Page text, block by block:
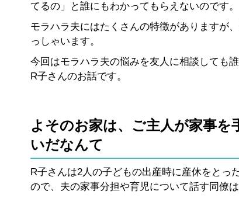
てるの」と誰にもわかってもらえないのです。
モラハラ夫にはたくさんの特徴がありますが
っしゃいます。
今回はモラハラ夫の悩みを友人に相談しても
R子さんのお話です。
よそのお家は、ご主人が家事
いだなんて
R子さんは2人の子どもの出産時に産休をと
ので、夫の家事分担や育児について話す同僚